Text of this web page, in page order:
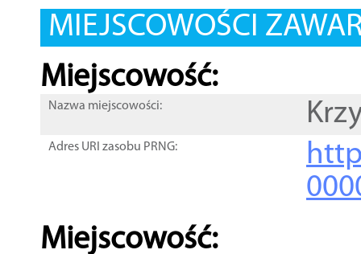
MIEJSCOWOŚCI
Miejscowość:
Nazwa miejscowości:
Adres URI zasobu PRNG:
Miejscowość: